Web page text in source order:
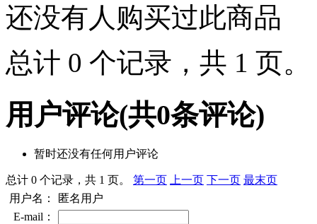
还没有人购买过此商品
总计 0 个记录，共 1 页。
用户评论(共0条评论)
暂时还没有任何用户评论
总计 0 个记录，共 1 页。 第一页 上一页 下一页 最末页
用户名：
匿名用户
E-mail：